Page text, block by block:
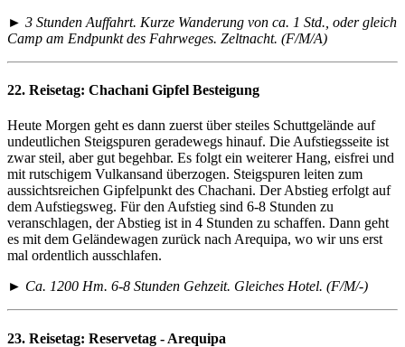
► 3 Stunden Auffahrt. Kurze Wanderung von ca. 1 Std., oder gleich
Camp am Endpunkt des Fahrweges. Zeltnacht. (F/M/A)
22. Reisetag: Chachani Gipfel Besteigung
Heute Morgen geht es dann zuerst über steiles Schuttgelände auf
undeutlichen Steigspuren geradewegs hinauf. Die Aufstiegsseite ist
zwar steil, aber gut begehbar. Es folgt ein weiterer Hang, eisfrei und
mit rutschigem Vulkansand überzogen. Steigspuren leiten zum
aussichtsreichen Gipfelpunkt des Chachani. Der Abstieg erfolgt auf
dem Aufstiegsweg. Für den Aufstieg sind 6-8 Stunden zu
veranschlagen, der Abstieg ist in 4 Stunden zu schaffen. Dann geht
es mit dem Geländewagen zurück nach Arequipa, wo wir uns erst
mal ordentlich ausschlafen.
► Ca. 1200 Hm. 6-8 Stunden Gehzeit. Gleiches Hotel. (F/M/-)
23. Reisetag: Reservetag - Arequipa